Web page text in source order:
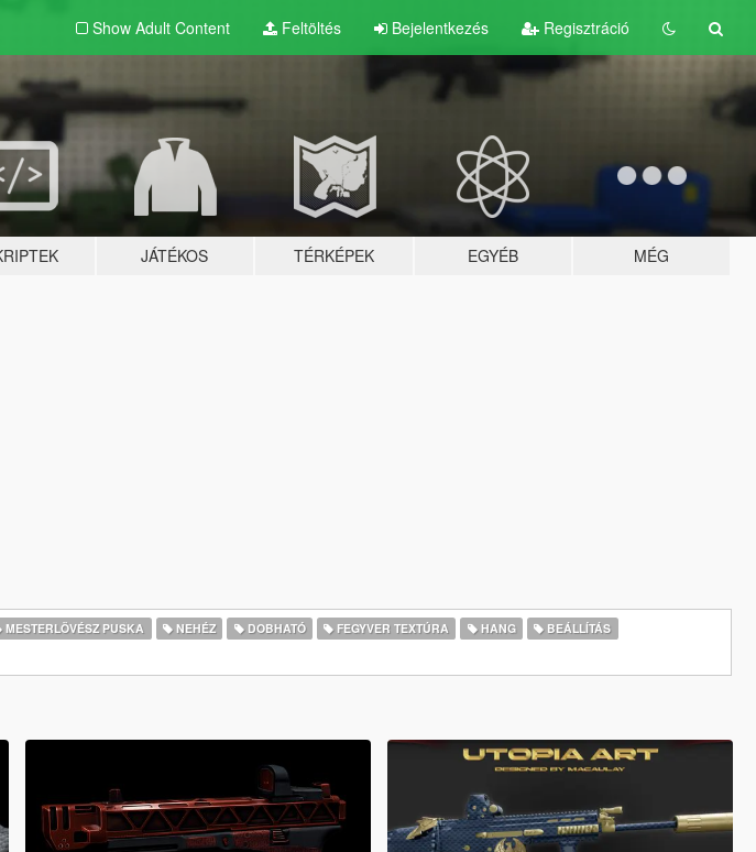
Show Adult Content Feltöltés Bejelentkezés Regisztráció
JÁTÉKOS TÉRKÉPEK EGYÉB MÉG
MESTERLÖVÉSZ PUSKA NEHÉZ DOBHATÓ FEGYVER TEXTÚRA HANG
BEÁLLÍTÁS